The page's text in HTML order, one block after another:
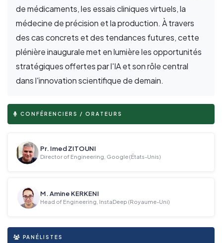
de médicaments, les essais cliniques virtuels, la
médecine de précision et la production. À travers
des cas concrets et des tendances futures, cette
plénière inaugurale met en lumière les opportunités
stratégiques offertes par l'IA et son rôle central
dans l'innovation scientifique de demain.
CONFÉRENCIERS / ORATEURS
Pr. Imed ZITOUNI
Director of Engineering, Google (États-Unis)
M. Amine KERKENI
Head of Engineering, InstaDeep (Royaume-Uni)
PANÉLISTES